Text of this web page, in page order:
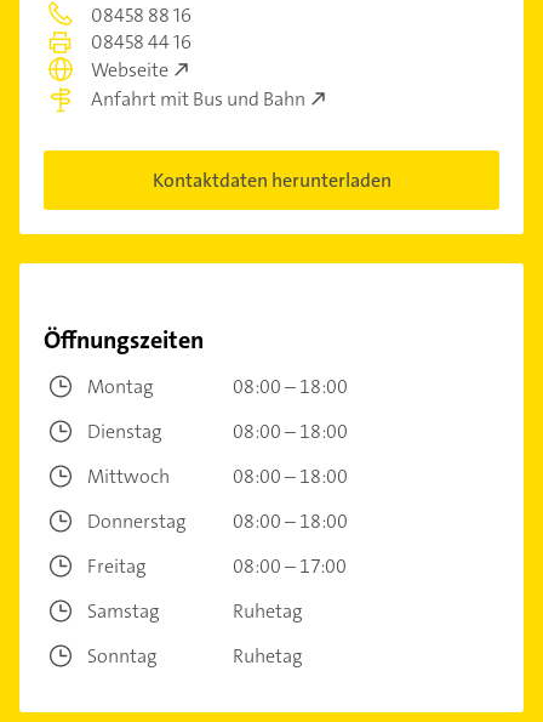
08458 88 16
08458 44 16
Webseite
Anfahrt mit Bus und Bahn
Kontaktdaten herunterladen
Öffnungszeiten
Montag
08:00 – 18:00
Dienstag
08:00 – 18:00
Mittwoch
08:00 – 18:00
Donnerstag
08:00 – 18:00
Freitag
08:00 – 17:00
Samstag
Ruhetag
Sonntag
Ruhetag